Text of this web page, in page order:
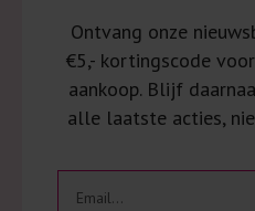
Ontvang onze
€5,- kortingscode
aankoop. Blijf
alle laatste acties,